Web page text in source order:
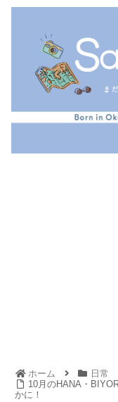
ホーム 日常
10月のHANA・
かに！